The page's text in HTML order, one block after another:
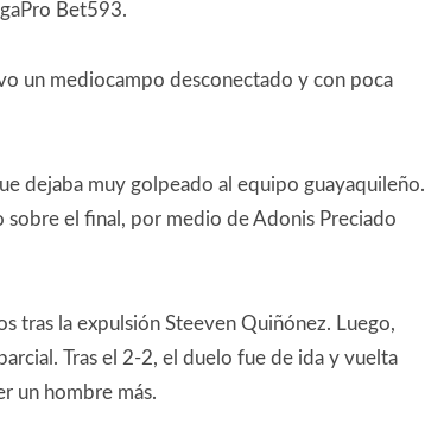
Bet593.
un mediocampo desconectado y con poca
dejaba muy golpeado al equipo guayaquileño.
el final, por medio de Adonis Preciado
tras la expulsión Steeven Quiñónez. Luego,
Tras el 2-2, el duelo fue de ida y vuelta
un hombre más.